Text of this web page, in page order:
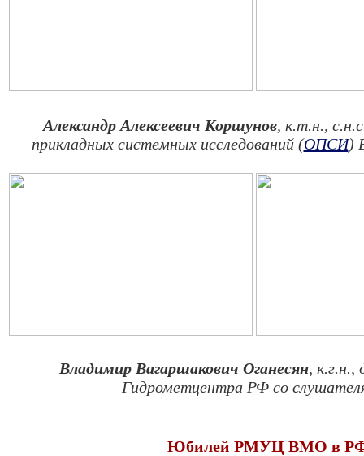
Александр Алексеевич Коршунов, к.т.н.,
прикладных системных исследований (ОПСИ)
Владимир Вагаршакович Оганесян, к.г.н.,
Гидрометцентра РФ со
Юбилей РМУЦ ВМО в